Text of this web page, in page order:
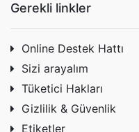
Gerekli linkler
Online Destek Hattı
Sizi arayalım
Tüketici Hakları
Gizlilik & Güvenlik
Etiketler